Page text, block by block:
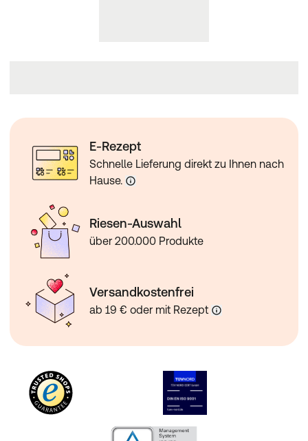
E-Rezept
Schnelle Lieferung direkt zu Ihnen nach
Hause.
Riesen-Auswahl
über 200.000 Produkte
Versandkostenfrei
ab 19 € oder mit Rezept